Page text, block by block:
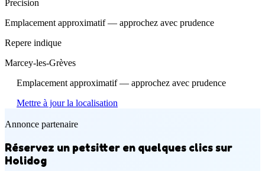
Precision
Emplacement approximatif — approchez avec prudence
Repere indique
Marcey-les-Grèves
Emplacement approximatif — approchez avec prudence
Mettre à jour la localisation
Annonce partenaire
Réservez un petsitter en quelques clics sur
Holidog